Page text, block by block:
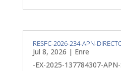
RESFC-2026-234-APN-
Jul 8, 2026 | Enre
-EX-2025-137784307-